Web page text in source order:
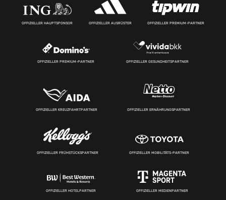
OFFIZIELLER HAUPTSPONSOR OFFIZIELLER AUSRÜSTER OFFIZIELLER PREMIUM-PARTNER
OFFIZIELLER PREMIUM-PARTNER OFFIZIELLER GESUNDHEITSPARTNER
OFFIZIELLER KREUZFAHRTPARTNER OFFIZIELLER ERNÄHRUNGSPARTNER
OFFIZIELLER FRÜHSTÜCKSPARTNER OFFIZIELLER MOBILITÄTS-PARTNER
OFFIZIELLER HOTELPARTNER OFFIZIELLER MEDIENPARTNER